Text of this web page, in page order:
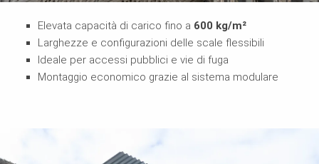
Elevata capacità di carico fino a 600 kg/m²
Larghezze e configurazioni delle scale flessibili
Ideale per accessi pubblici e vie di fuga
Montaggio economico grazie al sistema modulare